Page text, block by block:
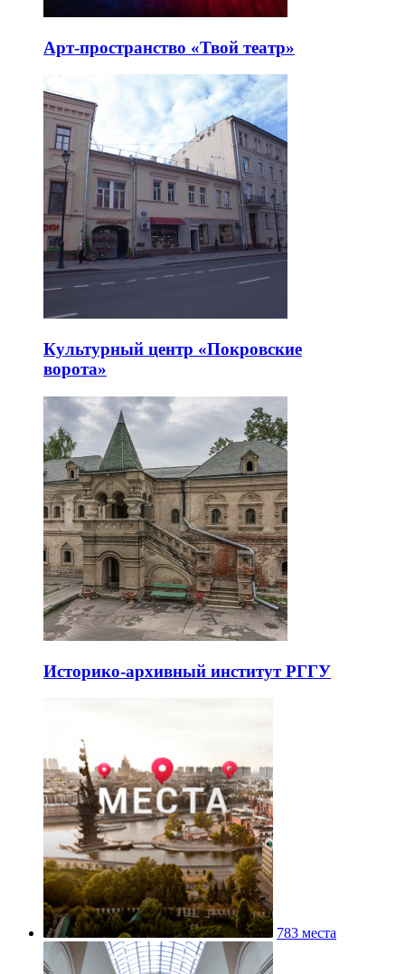
Арт-пространство «Твой театр»
Культурный центр «Покровские
ворота»
Историко-архивный институт РГГУ
783 места